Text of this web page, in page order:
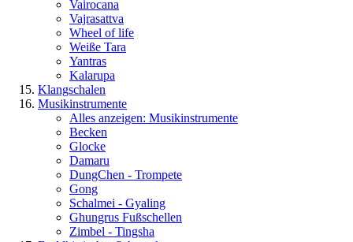
Vairocana
Vajrasattva
Wheel of life
Weiße Tara
Yantras
Kalarupa
Klangschalen
Musikinstrumente
Alles anzeigen: Musikinstrumente
Becken
Glocke
Damaru
DungChen - Trompete
Gong
Schalmei - Gyaling
Ghungrus Fußschellen
Zimbel - Tingsha